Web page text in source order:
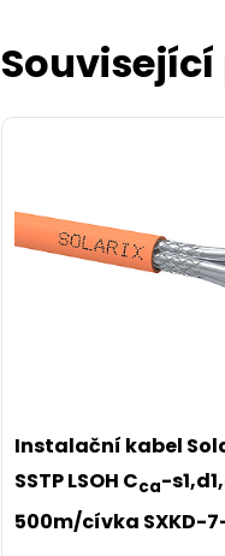
Instalační kabel
SSTP LSOH Cca-
500m/cívka SXKD-7-